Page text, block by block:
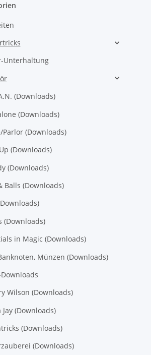
Unterhaltung
(Downloads)
(Downloads)
Parlor (Downloads)
(Downloads)
(Downloads)
Balls (Downloads)
(Downloads)
in Magic (Downloads)
Münzen (Downloads)
Wilson (Downloads)
Jay (Downloads)
(Downloads)
(Downloads)